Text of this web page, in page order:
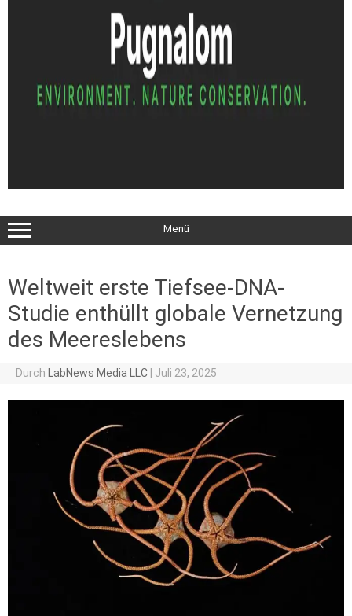
Menü
Weltweit erste Tiefsee-DNA-
Studie enthüllt globale Vernetzung
des Meereslebens
Durch LabNews Media LLC Juli 23, 2025